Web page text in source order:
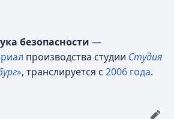
безопасности —
производства студии Студия
, транслируется с 2006 года.